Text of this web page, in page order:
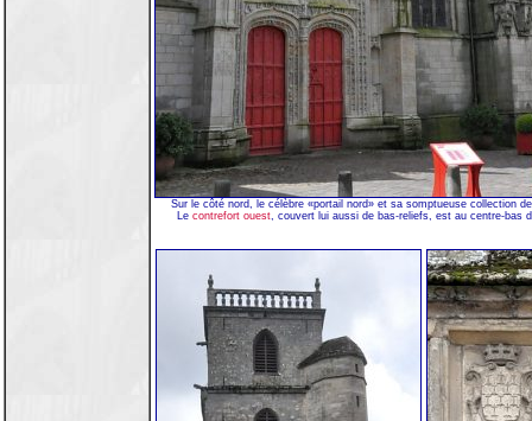
Sur le côté nord, le célèbre «portail nord» et sa somptueuse collection
Le contrefort ouest, couvert lui aussi de bas-reliefs, est au centre-bas